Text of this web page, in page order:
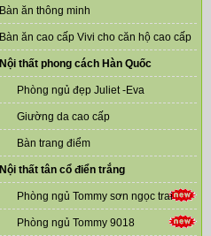
Bàn ăn thông minh
Bàn ăn cao cấp Vivi cho căn hộ cao cấp
Nội thất phong cách Hàn Quốc
Phòng ngủ đẹp Juliet -Eva
Giường da cao cấp
Bàn trang điểm
Nội thất tân cổ điển trắng
Phòng ngủ Tommy sơn ngọc trai
Phòng ngủ Tommy 9018